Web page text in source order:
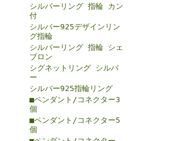
シルバーリング 指輪 カン
付
シルバー925デザインリン
グ指輪
シルバーリング 指輪 シェ
ブロン
シグネットリング シルバ
ー
シルバー925指輪リング
■ペンダント/コネクター3
個
■ペンダント/コネクター5
個